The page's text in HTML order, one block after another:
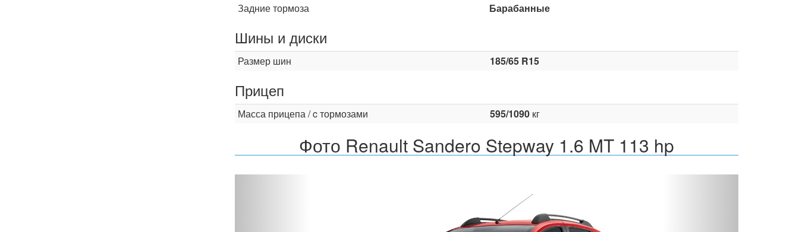
Задние тормоза
Барабанные
Шины и диски
Размер шин 185/65 R15
Прицеп
Масса прицепа / c тормозами 595/1090кг
Фото Renault Sandero Stepway 1.6 MT 113 hp